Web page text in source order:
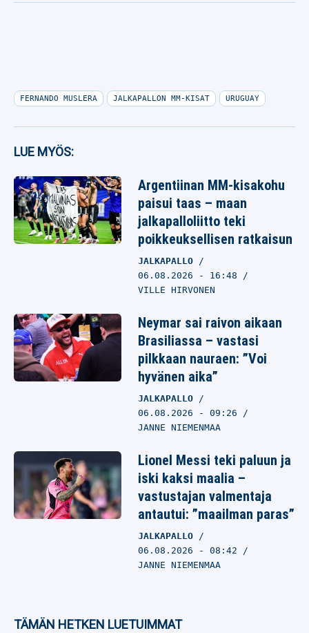
FERNANDO MUSLERA JALKAPALLON MM-KISAT URUGUAY
LUE MYÖS:
Argentiinan MM-kisakohu
paisui taas – maan
jalkapalloliitto teki
poikkeuksellisen ratkaisun
JALKAPALLO
06.08.2026 - 16:48
VILLE HIRVONEN
Neymar sai raivon aikaan
Brasiliassa – vastasi
pilkkaan nauraen: ”Voi
hyvänen aika”
JALKAPALLO
06.08.2026 - 09:26
JANNE NIEMENMAA
Lionel Messi teki paluun ja
iski kaksi maalia –
vastustajan valmentaja
antautui: ”maailman paras”
JALKAPALLO
06.08.2026 - 08:42
JANNE NIEMENMAA
TÄMÄN HETKEN LUETUIMMAT